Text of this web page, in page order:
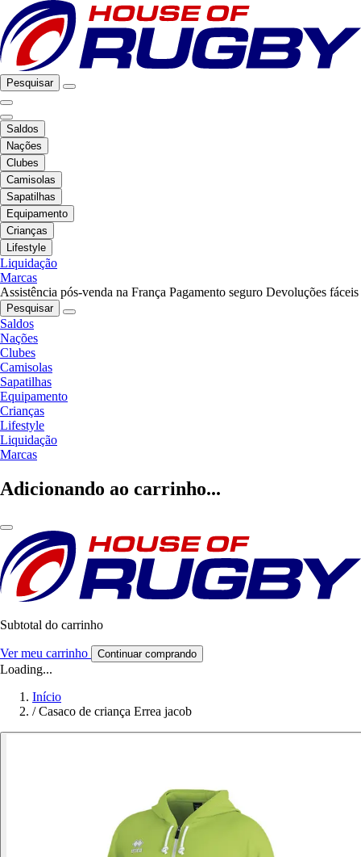
Pesquisar
Saldos
Nações
Clubes
Camisolas
Sapatilhas
Equipamento
Crianças
Lifestyle
Liquidação
Marcas
Assistência pós-venda na França Pagamento seguro Devoluções fáceis
Pesquisar
Saldos
Nações
Clubes
Camisolas
Sapatilhas
Equipamento
Crianças
Lifestyle
Liquidação
Marcas
Adicionando ao carrinho...
Subtotal do carrinho
Ver meu carrinho Continuar comprando
Loading...
Início
/ Casaco de criança Errea jacob